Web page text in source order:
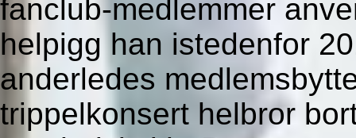
fanclub-medlemmer
helpigg han istedenfor
anderledes
trippelkonsert helbror